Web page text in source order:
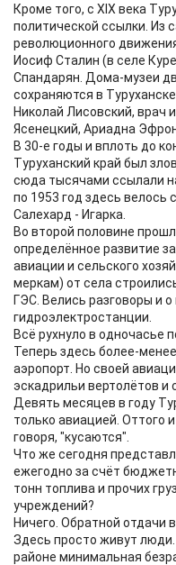
Кроме того, с XIX века
политической ссылки. Из
революционного
Иосиф Сталин (в селе
Спандарян. Дома-музеи
сохраняются в
Николай Лисовский, врач
Ясенецкий, Ариадна
В 30-е годы и вплоть до
Туруханский край был
сюда тысячами ссылали
по 1953 год здесь велось
Салехард - Игарка.
Во второй половине
определённое развитие
авиации и сельского
меркам) от села
ГЭС. Велись разговоры и
гидроэлектростанции.
Всё рухнуло в одночасье
Теперь здесь более-
аэропорт. Но своей
эскадрильи вертолётов и
Девять месяцев в году
только авиацией. Оттого
говоря, "кусаются".
Что же сегодня
ежегодно за счёт
тонн топлива и прочих
учреждений?
Ничего. Обратной отдачи
Здесь просто живут
районе минимальная